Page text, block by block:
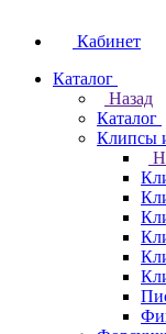
Кабинет
Каталог
Назад
Каталог
Клипсы